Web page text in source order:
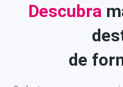
Descubra
de